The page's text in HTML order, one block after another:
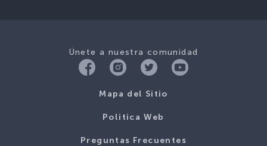
Únete a nuestra comunidad
Mapa del Sitio
Politica Web
Preguntas Frecuentes